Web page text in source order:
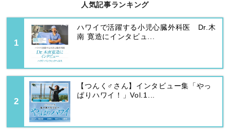
人気記事ランキング
ハワイで活躍する小児心臓外科医 Dr.木
南 寛造にインタビュ...
【つんく♂さん】インタビュー集「やっ
ぱりハワイ！」Vol.1...